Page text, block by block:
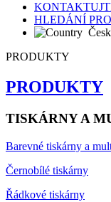
HLEDÁNÍ
PRODUKTY
PRODUKTY
TISKÁRNY A
Barevné tiskárny a
Černobílé tiskárny
Řádkové tiskárny